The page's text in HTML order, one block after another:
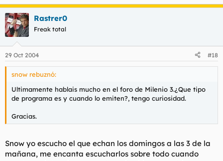
Rastrer0
Freak total
29 Oct 2004 #18
snow rebuznó:
Ultimamente hablais mucho en el foro de Milenio 3.¿Que tipo
de programa es y cuando lo emiten?, tengo curiosidad.
Gracias.
Snow yo escucho el que echan los domingos a las 3 de la
mañana, me encanta escucharlos sobre todo cuando